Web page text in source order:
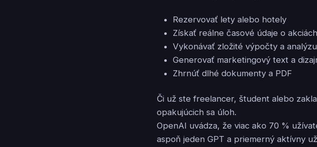
Rezervovať lety alebo hotely
Získať reálne časové údaje o
Vykonávať zložité výpočty a
Generovať marketingový text a
Zhrnúť dlhé dokumenty a PDF
Či už ste freelancer, študent alebo
opakujúcich sa úloh.
OpenAI uvádza, že viac ako 70 %
aspoň jeden GPT a priemerný aktívny